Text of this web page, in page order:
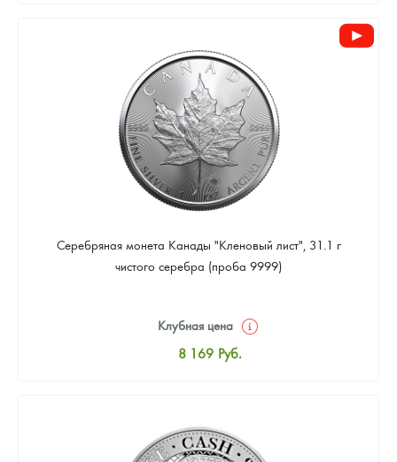
Цена выкупа
Звоните
Серебряная монета Канады "Кленовый лист", 31.1 г
чистого серебра (проба 9999)
Клубная цена
8 169 Руб.
Цена выкупа
Звоните